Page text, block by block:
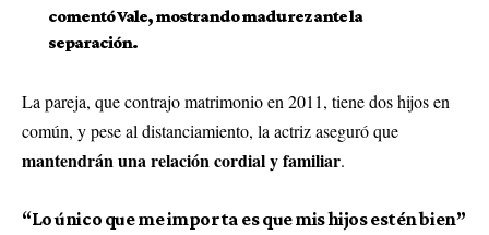
comentó Vale, mostrando madurez ante la
separación.
La pareja, que contrajo matrimonio en 2011, tiene dos hijos en
común, y pese al distanciamiento, la actriz aseguró que
mantendrán una relación cordial y familiar.
“Lo único que me importa es que mis hijos estén bien”